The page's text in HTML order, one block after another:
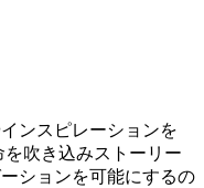
ンスピレーションを
吹き込みストーリー
ションを可能にするの